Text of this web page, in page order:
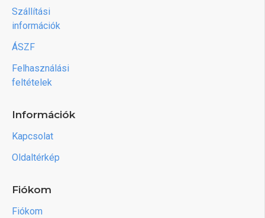
Szállítási
információk
ÁSZF
Felhasználási
feltételek
Információk
Kapcsolat
Oldaltérkép
Fiókom
Fiókom